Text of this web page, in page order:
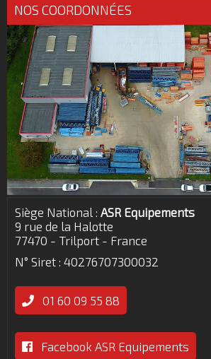
NOS COORDONNÉES
Siège National : ASR Equipements
9 rue de la Halotte
77470 - Trilport - France
N° Siret : 40276707300032
01 60 09 55 88
Facebook ASR Equipements